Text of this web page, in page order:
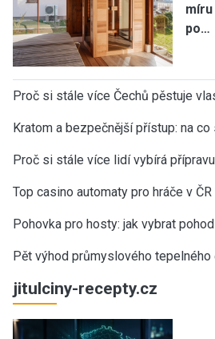
míru
po…
Proč si stále více Čechů pěstuje
Kratom a bezpečnější přístup: na
Proč si stále více lidí vybírá
Top casino automaty pro hráče v
Pohovka pro hosty: jak vybrat
Pět výhod průmyslového tepelného
jitulciny-recepty.cz